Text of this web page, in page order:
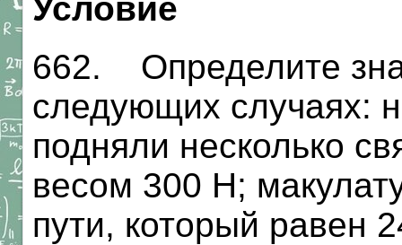
Условие
662. Определите
следующих случаях:
подняли несколько
весом 300 Н;
пути, который равен